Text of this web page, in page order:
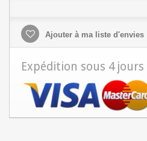
Ajouter à ma liste d'envies
Expédition sous 4 jours